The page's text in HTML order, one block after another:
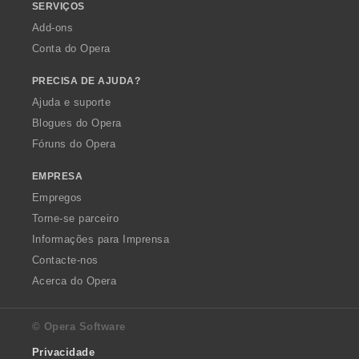
SERVIÇOS
Add-ons
Conta do Opera
PRECISA DE AJUDA?
Ajuda e suporte
Blogues do Opera
Fóruns do Opera
EMPRESA
Empregos
Torne-se parceiro
Informações para Imprensa
Contacte-nos
Acerca do Opera
© Opera Software
Privacidade